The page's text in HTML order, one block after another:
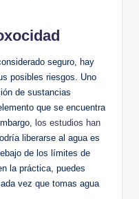
seguro, hay⁢
posibles riesgos. Uno
de sustancias
que se encuentra
los estudios han
liberarse al agua es
de los límites de⁣
la‌ práctica, puedes
vez que ‌tomas agua